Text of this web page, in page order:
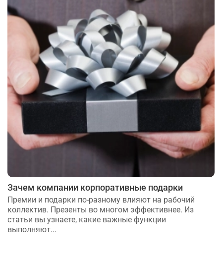
Зачем компании корпоративные подарки
Премии и подарки по-разному влияют на рабочий
коллектив. Презенты во многом эффективнее. Из
статьи вы узнаете, какие важные функции
выполняют...